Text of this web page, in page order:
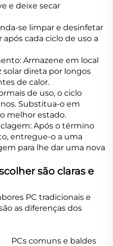
e deixe secar
se limpar e desinfetar
cada ciclo de uso a
Armazene em local
solar direta por longos
de calor.
de uso, o ciclo
Substitua-o em
melhor estado.
Após o término
entregue-o a uma
para lhe dar uma nova
são claras e
PC tradicionais e
as diferenças dos
PCs comuns e baldes